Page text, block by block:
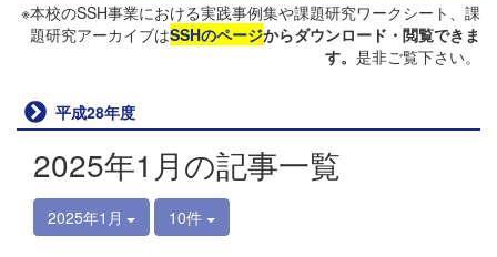
※本校のSSH事業における実践事例集や課題研究ワークシート、課
題研究アーカイブはSSHのページからダウンロード・閲覧できま
す。 是非ご覧下さい。
平成28年度
2025年1月の記事一覧
2025年1月 10件